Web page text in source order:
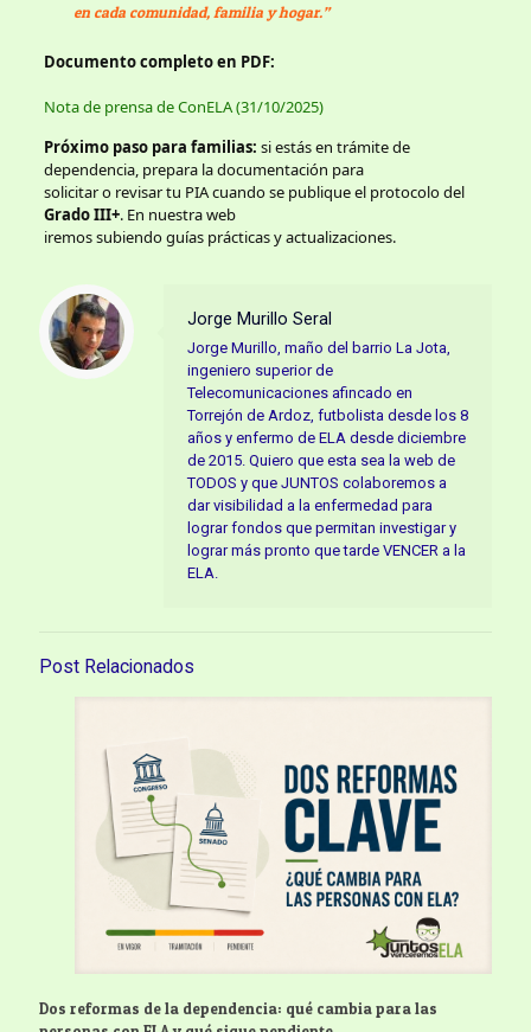
en cada comunidad, familia y hogar.”
Documento completo en PDF:
Nota de prensa de ConELA (31/10/2025)
Próximo paso para familias: si estás en trámite de
dependencia, prepara la documentación para
solicitar o revisar tu PIA cuando se publique el protocolo del
Grado III+. En nuestra web
iremos subiendo guías prácticas y actualizaciones.
Jorge Murillo Seral
Jorge Murillo, maño del barrio La Jota,
ingeniero superior de
Telecomunicaciones afincado en
Torrejón de Ardoz, futbolista desde los 8
años y enfermo de ELA desde diciembre
de 2015. Quiero que esta sea la web de
TODOS y que JUNTOS colaboremos a
dar visibilidad a la enfermedad para
lograr fondos que permitan investigar y
lograr más pronto que tarde VENCER a la
ELA.
Post Relacionados
Dos reformas de la dependencia: qué cambia para las